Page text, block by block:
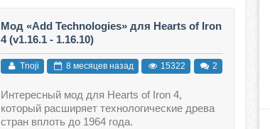
Мод «Add Technologies» для Hearts of Iron
4 (v1.16.1 - 1.16.10)
Tnoji 8 месяцев назад 15322 2
Интересный мод для Hearts of Iron 4,
который расширяет технологические древа
стран вплоть до 1964 года.